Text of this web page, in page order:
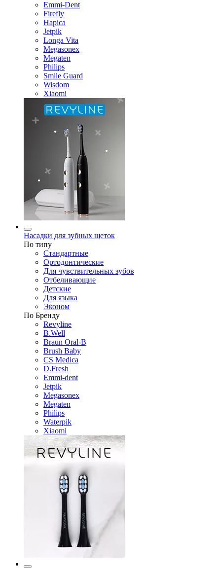
Emmi-Dent
Firefly
Hapica
Jetpik
Longa Vita
Megasonex
Megaten
Philips
Smile Guard
Wisdom
Xiaomi
Насадки для зубных щеток
По типу
Стандартные
Ортодонтические
Для чувствительных зубов
Отбеливающие
Детские
Для языка
Эконом
По Бренду
Revyline
B.Well
Braun Oral-B
Brush Baby
CS Medica
D.Fresh
Emmi-dent
Jetpik
Megasonex
Megaten
Philips
Waterpik
Xiaomi